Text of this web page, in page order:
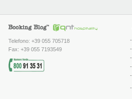
Telefono: +39 055 705718
Fax: +39 055 7193549
-
-
-
-
-
-